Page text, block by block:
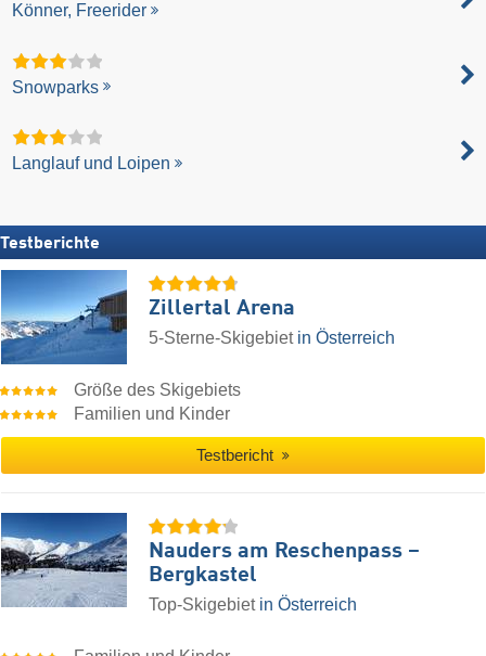
Könner, Freerider
Snowparks
Langlauf und Loipen
Testberichte
Zillertal Arena
5-Sterne-Skigebiet in Österreich
Größe des Skigebiets
Familien und Kinder
Testbericht
Nauders am Reschenpass –
Bergkastel
Top-Skigebiet in Österreich